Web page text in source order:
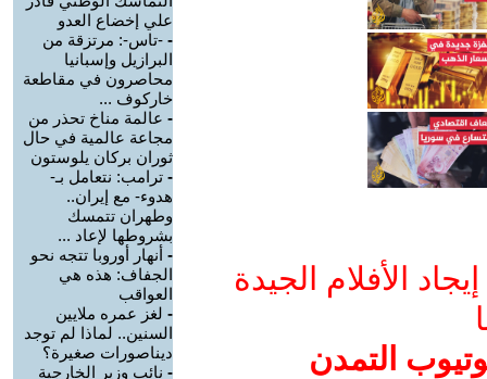
الأفلام الجيدة
التمدن
علي إخضاع العدو
- -تاس-: مرتزقة من
البرازيل وإسبانيا
محاصرون في مقاطعة
خاركوف ...
- عالمة مناخ تحذر من
مجاعة عالمية في حال
ثوران بركان يلوستون
- ترامب: نتعامل بـ-
هدوء- مع إيران..
وطهران تتمسك
بشروطها لإعاد ...
- أنهار أوروبا تتجه نحو
الجفاف: هذه هي
العواقب
- لغز عمره ملايين
السنين.. لماذا لم توجد
ديناصورات صغيرة؟
- نائب وزير الخارجية